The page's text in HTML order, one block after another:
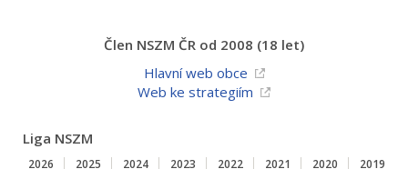
Člen NSZM ČR od 2008 (18 let)
Hlavní web obce
Web ke strategiím
Liga NSZM
2026 2025 2024 2023 2022 2021 2020 2019